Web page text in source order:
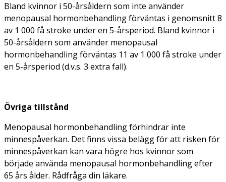
Bland kvinnor i 50-årsåldern som inte använder
menopausal hormonbehandling förväntas i genomsnitt 8
av 1 000 få stroke under en 5-årsperiod. Bland kvinnor i
50-årsåldern som använder menopausal
hormonbehandling förväntas 11 av 1 000 få stroke under
en 5-årsperiod (d.v.s. 3 extra fall).
Övriga tillstånd
Menopausal hormonbehandling förhindrar inte
minnespåverkan. Det finns vissa belägg för att risken för
minnespåverkan kan vara högre hos kvinnor som
började använda menopausal hormonbehandling efter
65 års ålder. Rådfråga din läkare.